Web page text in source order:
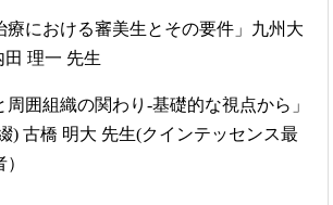
療における審美生とその要件」九州大
理一 先生
周囲組織の関わり-基礎的な視点から」
) 古橋 明大 先生(クインテッセンス最